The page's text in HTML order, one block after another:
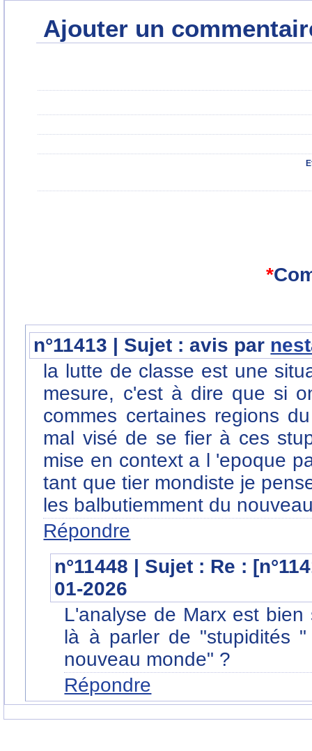
Ajouter un
*
n°11413 | Sujet : avis par
la lutte de classe est une
mesure, c'est à dire que si
commes certaines regions
mal visé de se fier à ces
mise en context a l 'epoque
tant que tier mondiste je
les balbutiemment du
Répondre
n°11448 | Sujet : Re :
01-2026
L'analyse de Marx est
là à parler de "stupidités
nouveau monde" ?
Répondre